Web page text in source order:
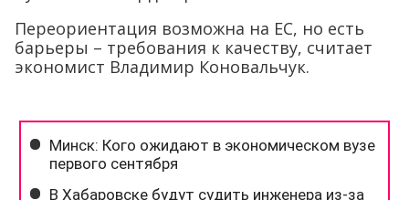
Переориентация возможна на ЕС, но есть
барьеры – требования к качеству, считает
экономист Владимир Коновальчук.